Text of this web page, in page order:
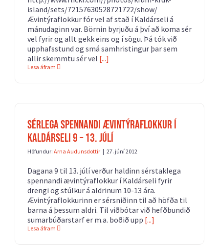
island/sets/72157630528721722/show/
Ævintýraflokkur fór vel af stað í Kaldárseli á
mánudaginn var. Börnin byrjuðu á því að koma sér
vel fyrir og allt gekk eins og í sögu. Þá tók við
upphafsstund og smá samhristingur þar sem
allir skemmtu sér vel [...]
Lesa áfram
Sérlega spennandi ævintýraflokkur í
Kaldárseli 9 – 13. júlí
Höfundur: Arna Audunsdottir | 27. júní 2012
Dagana 9 til 13. júlí verður haldinn sérstaklega
spennandi ævintýraflokkur í Kaldárseli fyrir
drengi og stúlkur á aldrinum 10-13 ára.
Ævintýraflokkurinn er sérsniðinn til að höfða til
barna á þessum aldri. Til viðbótar við hefðbundið
sumarbúðarstarf er m.a. boðið upp [...]
Lesa áfram